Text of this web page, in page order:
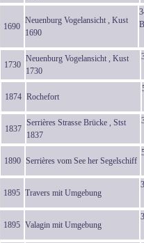
1690
Neuenburg Vogelansicht , Kust
1690
1730
Neuenburg Vogelansicht , Kust
1730
1874 Rochefort
1837
Serrières Strasse Brücke , Stst
1837
1890 Serrières vom See her Segelschiff
1895 Travers mit Umgebung
1895 Valagin mit Umgebung